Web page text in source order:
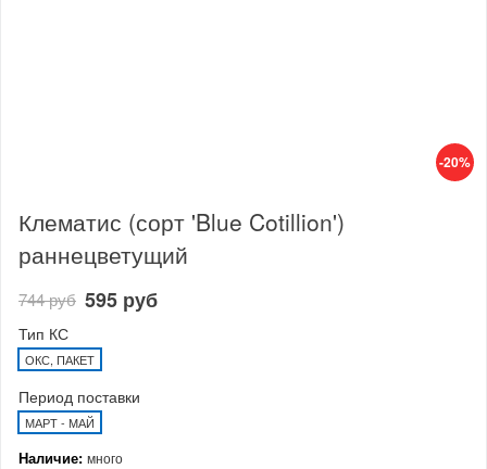
-20%
Клематис (сорт 'Blue Cotillion')
раннецветущий
744 руб 595 руб
Тип КС
ОКС, ПАКЕТ
Период поставки
МАРТ - МАЙ
Наличие: много